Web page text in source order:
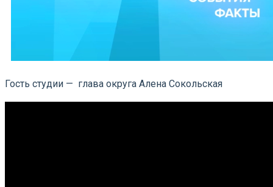
Гость студии — глава округа Алена Сокольская